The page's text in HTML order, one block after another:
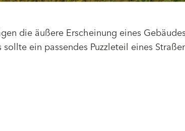
die äußere Erscheinung eines
sollte ein passendes Puzzleteil eines